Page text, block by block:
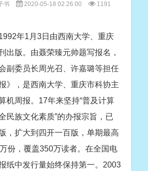
书 2020-05-18 02:26:00 1191
年1月3日由西南大学、重庆
出版。由聂荣臻元帅题写报名，
副委员长周光召、许嘉璐等担任
》，是西南大学、重庆市科协主
机周报。17年来坚持“普及计算
民族文化素质”的办报宗旨，已
，扩大到四开一百版，单期最高
份，覆盖350万读者。在全国电
纸中发行量始终保持第一。2003